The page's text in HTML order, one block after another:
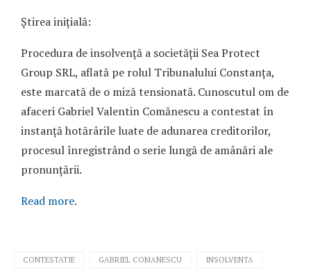
Știrea inițială:
Procedura de insolvență a societății Sea Protect
Group SRL, aflată pe rolul Tribunalului Constanța,
este marcată de o miză tensionată. Cunoscutul om de
afaceri Gabriel Valentin Comănescu a contestat în
instanță hotărârile luate de adunarea creditorilor,
procesul înregistrând o serie lungă de amânări ale
pronunțării.
Read more.
CONTESTATIE GABRIEL COMANESCU INSOLVENTA